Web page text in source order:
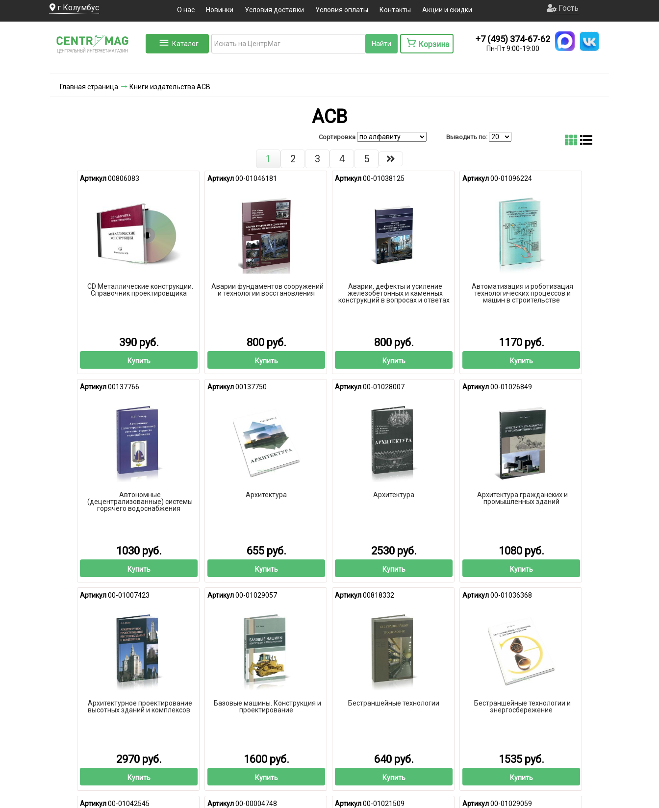
г Колумбус О нас Новинки Условия доставки Условия оплаты Контакты Акции и скидки Гость
ЦЕНТРАЛЬНЫЙ ИНТЕРНЕТ-МА ГАЗИН
Каталог Корзина
+7 (495) 374-67-62
Пн-Пт 9:00-19:00
Главная страница Книги издательства АСВ
АСВ
Сортировка Выводить по:
1 2 3 4 5
Артикул00806083
CD Металлические конструкции.
Справочник проектировщика
390 руб.
Купить
Артикул00-01046181
Аварии фундаментов сооружений
и технологии восстановления
800 руб.
Купить
Артикул00-01038125
Аварии, дефекты и усиление
железобетонных и каменных
конструкций в вопросах и ответах
800 руб.
Купить
Артикул00-01096224
Автоматизация и роботизация
технологических процессов и
машин в строительстве
1170 руб.
Купить
Артикул00137766
Автономные
(децентрализованные) системы
горячего водоснабжения
1030 руб.
Купить
Артикул00137750
Архитектура
655 руб.
Купить
Артикул00-01028007
Архитектура
2530 руб.
Купить
Артикул00-01026849
Архитектура гражданских и
промышленных зданий
1080 руб.
Купить
Артикул00-01007423
Архитектурное проектирование
высотных зданий и комплексов
2970 руб.
Купить
Артикул00-01029057
Базовые машины. Конструкция и
проектирование
1600 руб.
Купить
Артикул00818332
Бестраншейные технологии
640 руб.
Купить
Артикул00-01036368
Бестраншейные технологии и
энергосбережение
1535 руб.
Купить
Артикул00-01042545 Артикул00-00004748 Артикул00-01021509 Артикул00-01029059